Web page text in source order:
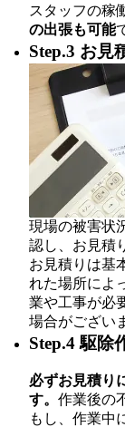
スタッフの稼
の出張も可能
Step.3 お見
現場の被害状
認し、お見積
お見積りは基
れた場所によ
業や工事が必
場合がござい
Step.4 駆除
必ずお見積り
す。 作業後の
もし、作業中